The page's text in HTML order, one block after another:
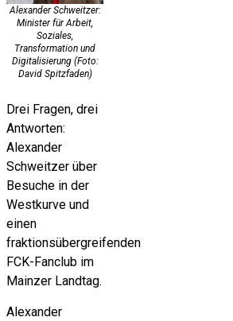
Alexander Schweitzer:
Minister für Arbeit,
Soziales,
Transformation und
Digitalisierung (Foto:
David Spitzfaden)
Drei Fragen, drei
Antworten:
Alexander
Schweitzer über
Besuche in der
Westkurve und
einen
fraktionsübergreifenden
FCK-Fanclub im
Mainzer Landtag.
Alexander